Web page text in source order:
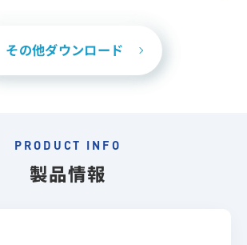
その他ダウンロード
PRODUCT INFO
製品情報